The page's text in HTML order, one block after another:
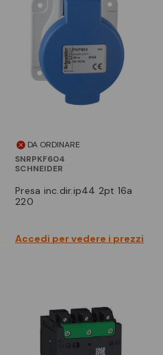
DA ORDINARE
SNRPKF604
SCHNEIDER
presa inc.dir.ip44 2pt 16a
220
Accedi per vedere i prezzi